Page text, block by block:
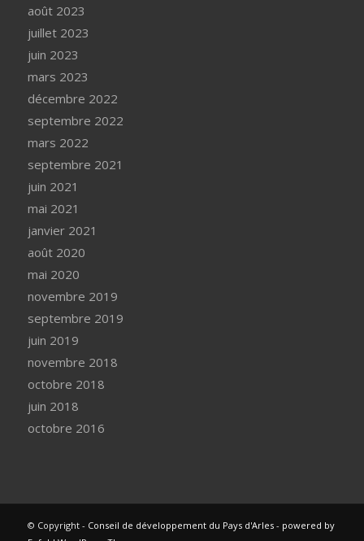
août 2023
juillet 2023
juin 2023
mars 2023
décembre 2022
septembre 2022
mars 2022
septembre 2021
juin 2021
mai 2021
janvier 2021
août 2020
mai 2020
novembre 2019
septembre 2019
juin 2019
novembre 2018
octobre 2018
juin 2018
octobre 2016
© Copyright - Conseil de développement du Pays d'Arles- powered by